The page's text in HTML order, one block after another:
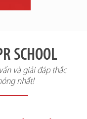
SCHOOL
và giải đáp thắc
nhất!